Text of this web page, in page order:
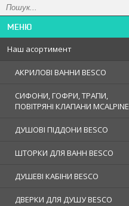
Наш асортимент
АКРИЛОВІ ВАННИ BESCO
СИФОНИ, ГОФРИ, ТРАПИ,
ПОВІТРЯНІ КЛАПАНИ MCALPINE
ДУШОВІ ПІДДОНИ BESCO
ШТОРКИ ДЛЯ ВАНН BESCO
ДУШЕВІ КАБІНИ BESCO
ДВЕРКИ ДЛЯ ДУШУ BESCO